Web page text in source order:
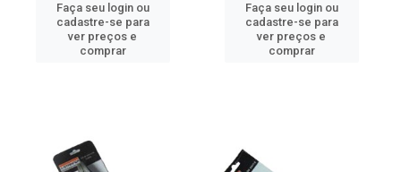
Faça seu login ou
cadastre-se para
ver preços e
comprar
Faça seu login ou
cadastre-se para
ver preços e
comprar